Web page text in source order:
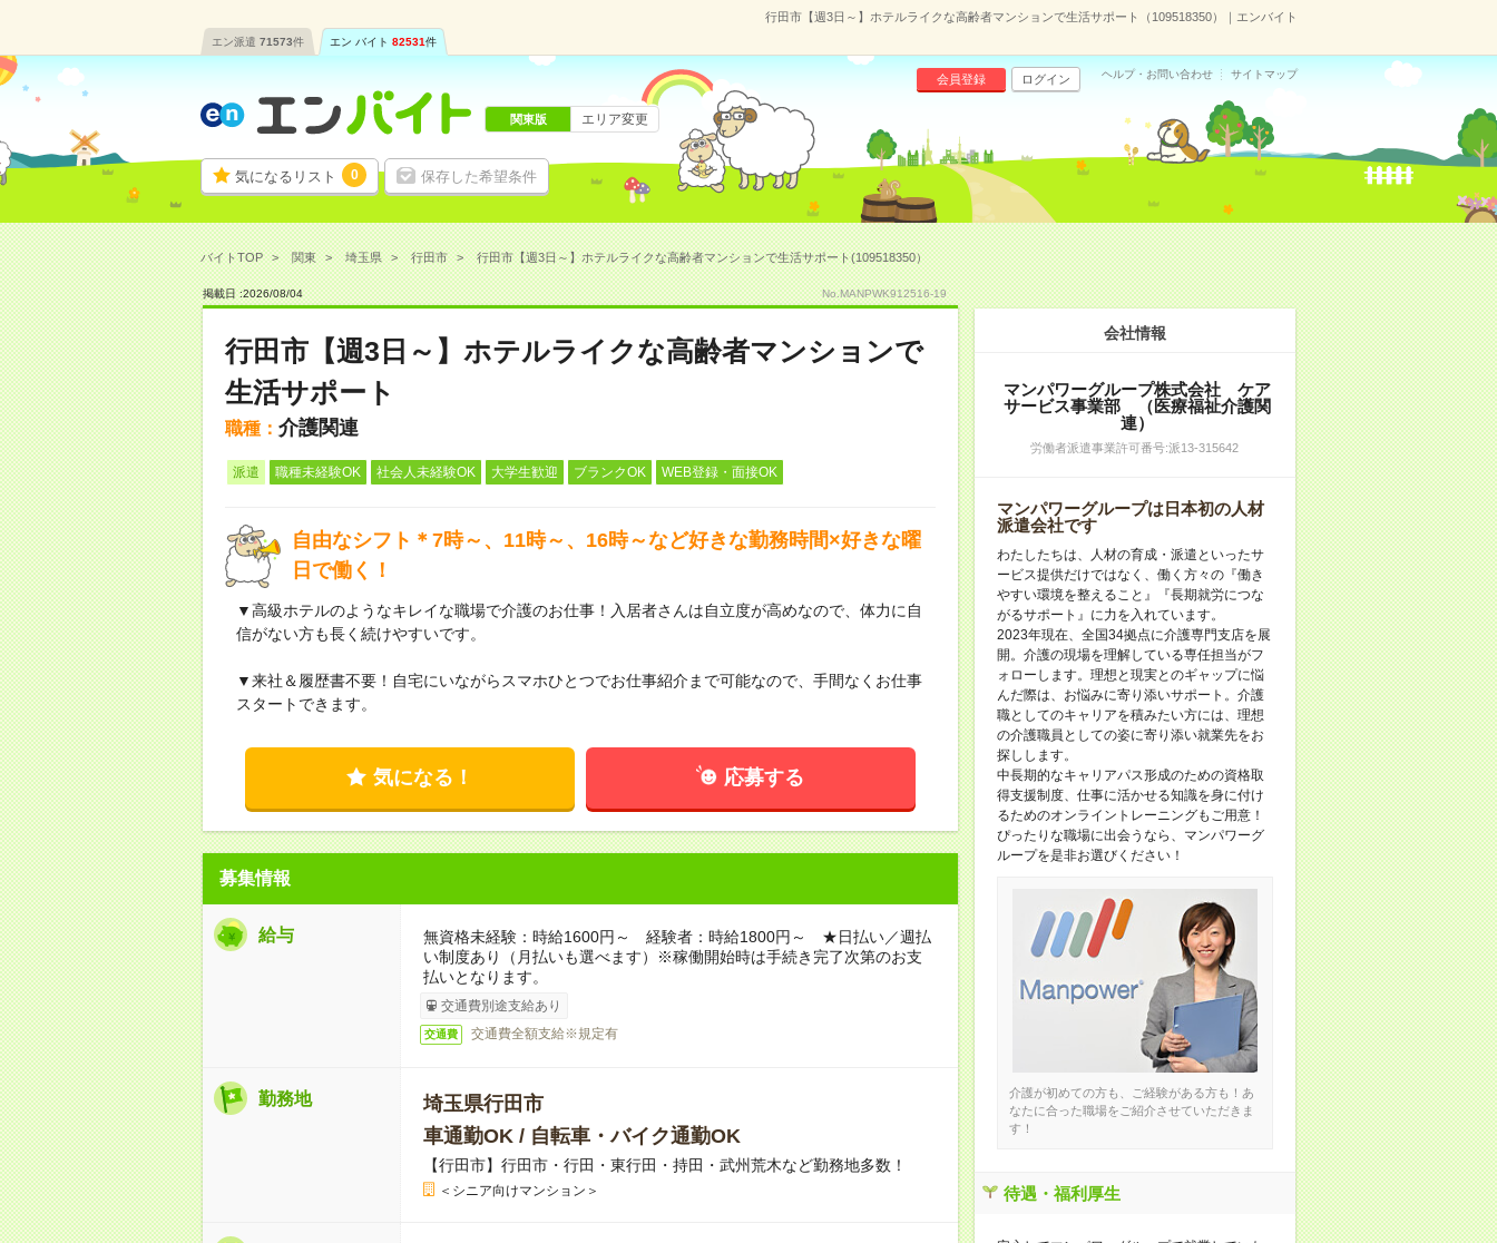
行田市【週3日～】ホテルライクな高齢者マンションで生活サポート（109518350）｜エンバイト
エン派遣 71573件 エン バイト 82531件
気になるリスト 0 保存した希望条件
会員登録 ログイン ヘルプ・お問い合わせ サイトマップ
関東版 エリア変更
バイトTOP 関東 埼玉県 行田市 行田市【週3日～】ホテルライクな高齢者マンションで生活サポート(109518350）
掲載日 :2026/08/04 No.MANPWK912516-19
行田市【週3日～】ホテルライクな高齢者マンションで
生活サポート
職種： 介護関連
派遣 職種未経験OK 社会人未経験OK 大学生歓迎 ブランクOK WEB登録・面接OK
自由なシフト＊7時～、11時～、16時～など好きな勤務時間×好きな曜
日で働く！
▼高級ホテルのようなキレイな職場で介護のお仕事！入居者さんは自立度が高めなので、体力に自
信がない方も長く続けやすいです。
▼来社＆履歴書不要！自宅にいながらスマホひとつでお仕事紹介まで可能なので、手間なくお仕事
スタートできます。
気になる！ 応募する
募集情報
給与
無資格未経験：時給1600円～ 経験者：時給1800円～ ★日払い／週払
い制度あり（月払いも選べます）※稼働開始時は手続き完了次第のお支
払いとなります。
交通費別途支給あり
交通費 交通費全額支給※規定有
勤務地
埼玉県行田市
車通勤OK / 自転車・バイク通勤OK
【行田市】行田市・行田・東行田・持田・武州荒木など勤務地多数！
＜シニア向けマンション＞
会社情報
マンパワーグループ株式会社 ケア
サービス事業部 （医療福祉介護関
連）
労働者派遣事業許可番号:派13-315642
マンパワーグループは日本初の人材
派遣会社です
わたしたちは、人材の育成・派遣といったサ
ービス提供だけではなく、働く方々の『働き
やすい環境を整えること』『長期就労につな
がるサポート』に力を入れています。
2023年現在、全国34拠点に介護専門支店を展
開。介護の現場を理解している専任担当がフ
ォローします。理想と現実とのギャップに悩
んだ際は、お悩みに寄り添いサポート。介護
職としてのキャリアを積みたい方には、理想
の介護職員としての姿に寄り添い就業先をお
探しします。
中長期的なキャリアパス形成のための資格取
得支援制度、仕事に活かせる知識を身に付け
るためのオンライントレーニングもご用意！
ぴったりな職場に出会うなら、マンパワーグ
ループを是非お選びください！
介護が初めての方も、ご経験がある方も！あ
なたに合った職場をご紹介させていただきま
す！
待遇・福利厚生